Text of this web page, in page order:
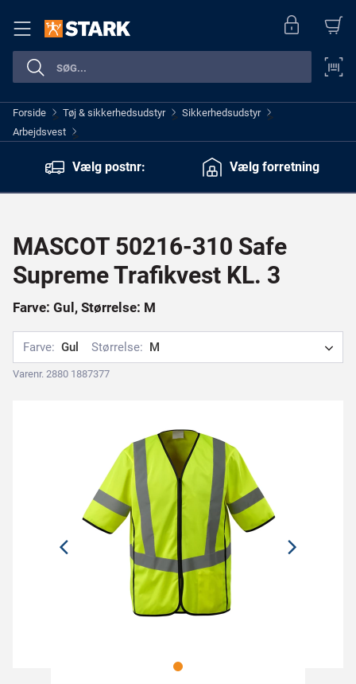
Forside > Tøj & sikkerhedsudstyr > Sikkerhedsudstyr >
Arbejdsvest >
Vælg postnr:
Vælg forretning
MASCOT 50216-310 Safe
Supreme Trafikvest KL. 3
Farve: Gul, Størrelse: M
Farve: Gul Størrelse: M
Varenr. 2880 1887377